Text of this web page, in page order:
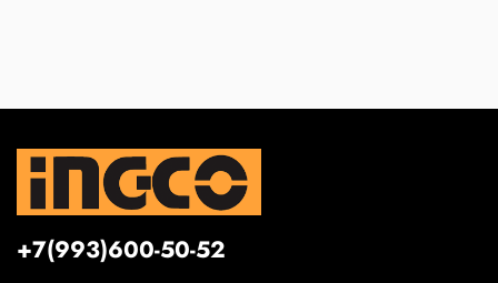
+7(993)600-50-52